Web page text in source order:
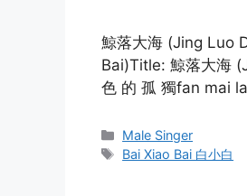
鯨落大海 (Jing Luo
Bai)Title: 鯨落大海
色 的 孤 獨fan mai
Categories
Male Singer
Tags
Bai Xiao Bai 白小白